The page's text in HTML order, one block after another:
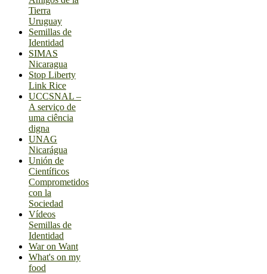
Tierra
Uruguay
Semillas de
Identidad
SIMAS
Nicaragua
Stop Liberty
Link Rice
UCCSNAL –
A serviço de
uma ciência
digna
UNAG
Nicarágua
Unión de
Científicos
Comprometidos
con la
Sociedad
Vídeos
Semillas de
Identidad
War on Want
What's on my
food